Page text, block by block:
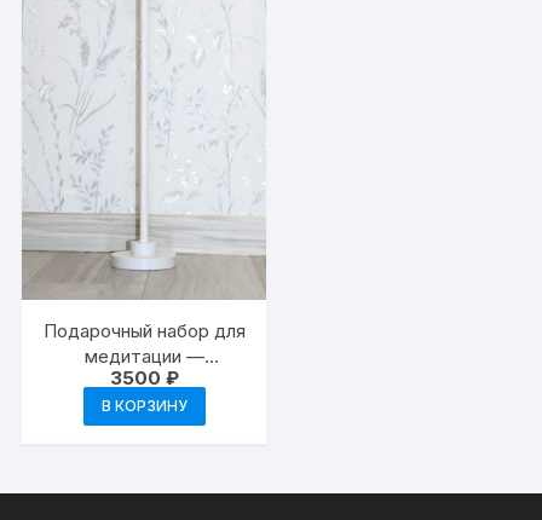
Подарочный набор для
медитации —
«Тибетская А»
3500 ₽
В КОРЗИНУ